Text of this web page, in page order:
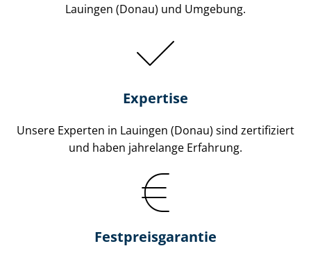
Lauingen (Donau) und Umgebung.
Expertise
Unsere Experten in Lauingen (Donau) sind zertifiziert
und haben jahrelange Erfahrung.
Fest­preis­ga­ran­tie